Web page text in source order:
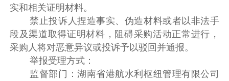
实和相关证明材料。
禁止投诉人捏造事实、伪造材料或者以非法手
段及渠道取得证明材料，阻碍采购活动正常进行，
采购人将对恶意异议或投诉予以驳回并通报。
举报受理方式：
监督部门：湖南省港航水利枢纽管理有限公司